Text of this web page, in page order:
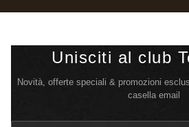
Unisciti al club
Novità, offerte speciali & promozioni
casella email